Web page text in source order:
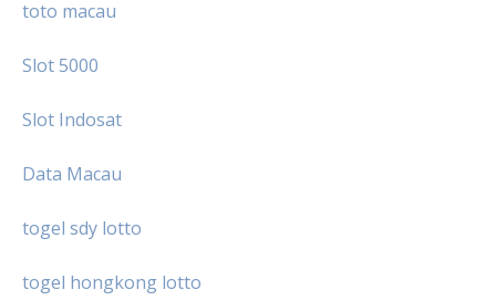
toto macau
Slot 5000
Slot Indosat
Data Macau
togel sdy lotto
togel hongkong lotto